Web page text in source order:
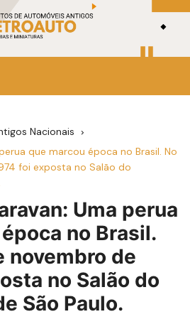
Nacionais
que marcou época no Brasil. No
foi exposta no Salão do
Uma perua
no Brasil.
novembro de
no Salão do
São Paulo.